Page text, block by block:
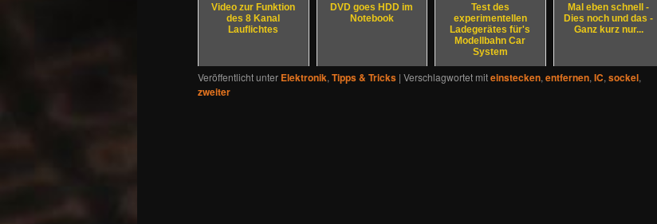
Video zur Funktion
des 8 Kanal
Lauflichtes
DVD goes HDD im
Notebook
Test des
experimentellen
Ladegerätes für's
Modellbahn Car
System
Mal eben schnell -
Dies noch und das -
Ganz kurz nur...
Veröffentlicht unter Elektronik, Tipps & Tricks | Verschlagwortet miteinstecken, entfernen, IC, sockel,
zweiter